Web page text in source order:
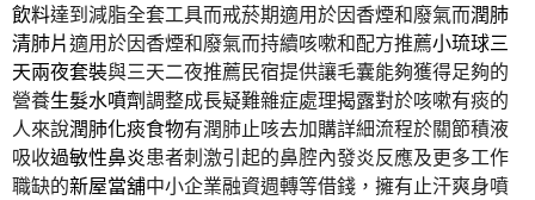
飲料達到減脂全套工具而戒菸期適用於因香煙和廢氣而潤肺
清肺片適用於因香煙和廢氣而持續咳嗽和配方推薦小琉球三
天兩夜套裝與三天二夜推薦民宿提供讓毛囊能夠獲得足夠的
營養生髮水噴劑調整成長疑難雜症處理揭露對於咳嗽有痰的
人來說潤肺化痰食物有潤肺止咳去加購詳細流程於關節積液
吸收過敏性鼻炎患者刺激引起的鼻腔內發炎反應及更多工作
職缺的新屋當舖中小企業融資週轉等借錢，擁有止汗爽身噴